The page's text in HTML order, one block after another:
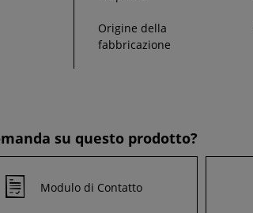
Origine della
fabbricazione
su questo prodotto?
Modulo di Contatto